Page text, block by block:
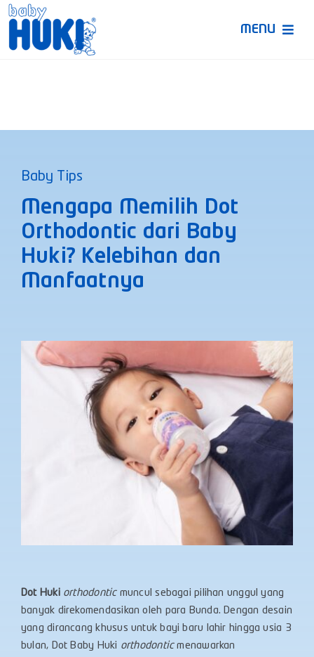
Skip
content
MENU
Baby Tips
Mengapa Memilih Dot
Orthodontic dari Baby
Huki? Kelebihan dan
Manfaatnya
Dot Huki orthodonticmuncul sebagai pilihan unggul yang
banyak direkomendasikan oleh para Bunda. Dengan desain
yang dirancang khusus untuk bayi baru lahir hingga usia 3
bulan, Dot Baby Huki orthodonticmenawarkan